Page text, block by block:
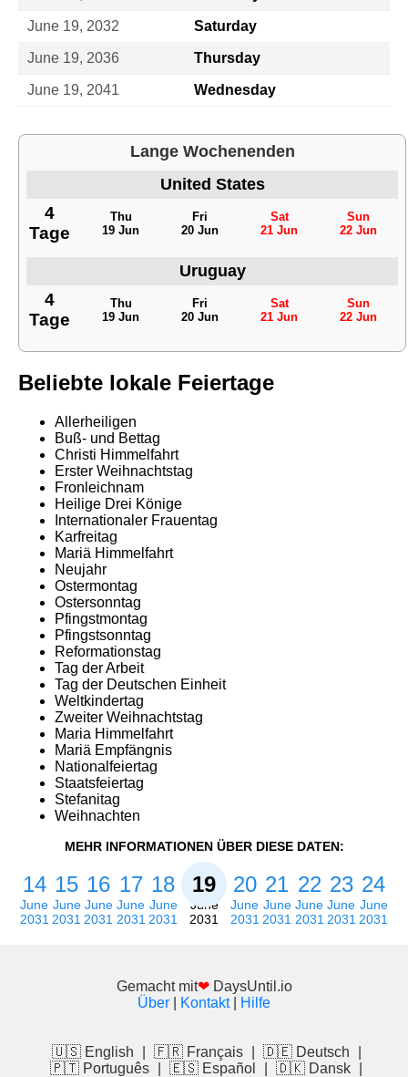
June 19, 2032 Saturday
June 19, 2036 Thursday
June 19, 2041 Wednesday
Lange Wochenenden
United States
4
Tage
Thu
19 Jun
Fri
20 Jun
Sat
21 Jun
Sun
22 Jun
Uruguay
4
Tage
Thu
19 Jun
Fri
20 Jun
Sat
21 Jun
Sun
22 Jun
Beliebte lokale Feiertage
Allerheiligen
Buß- und Bettag
Christi Himmelfahrt
Erster Weihnachtstag
Fronleichnam
Heilige Drei Könige
Internationaler Frauentag
Karfreitag
Mariä Himmelfahrt
Neujahr
Ostermontag
Ostersonntag
Pfingstmontag
Pfingstsonntag
Reformationstag
Tag der Arbeit
Tag der Deutschen Einheit
Weltkindertag
Zweiter Weihnachtstag
Maria Himmelfahrt
Mariä Empfängnis
Nationalfeiertag
Staatsfeiertag
Stefanitag
Weihnachten
MEHR INFORMATIONEN ÜBER DIESE DATEN:
14
June
2031
15
June
2031
16
June
2031
17
June
2031
18
June
2031
19
June
2031
20
June
2031
21
June
2031
22
June
2031
23
June
2031
24
June
2031
Gemacht mit❤ DaysUntil.io
Über
Kontakt| Hilfe
🇺🇸 English 🇫🇷 Français 🇩🇪 Deutsch
🇵🇹 Português
🇪🇸 Español 🇩🇰 Dansk